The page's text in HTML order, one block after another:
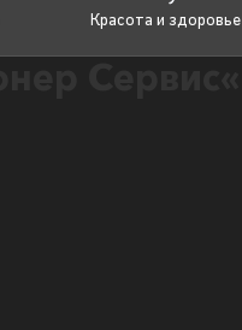
Красота и здоровье